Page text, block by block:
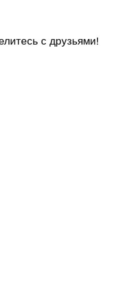
с друзьями!